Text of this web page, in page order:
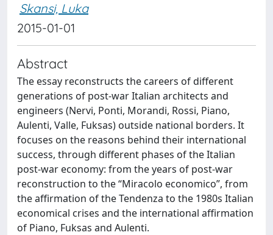
Skansi, Luka
2015-01-01
Abstract
The essay reconstructs the careers of different
generations of post-war Italian architects and
engineers (Nervi, Ponti, Morandi, Rossi, Piano,
Aulenti, Valle, Fuksas) outside national borders. It
focuses on the reasons behind their international
success, through different phases of the Italian
post-war economy: from the years of post-war
reconstruction to the “Miracolo economico”, from
the affirmation of the Tendenza to the 1980s Italian
economical crises and the international affirmation
of Piano, Fuksas and Aulenti.